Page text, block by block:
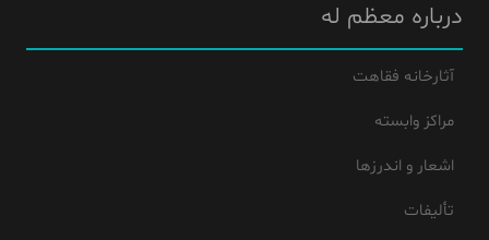
درباره معظم له
آثارخانه فقاهت
مراکز وابسته
اشعار و اندرزها
تألیفات